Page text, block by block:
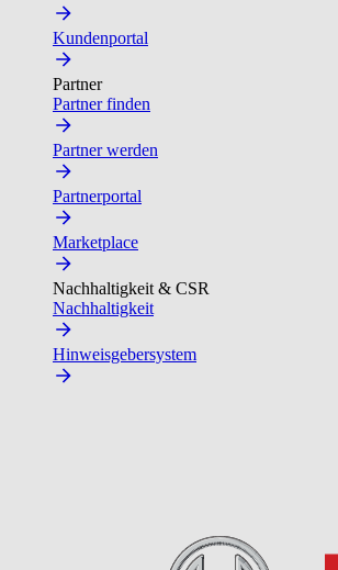
Kundenportal
Partner
Partner finden
Partner werden
Partnerportal
Marketplace
Nachhaltigkeit & CSR
Nachhaltigkeit
Hinweisgebersystem